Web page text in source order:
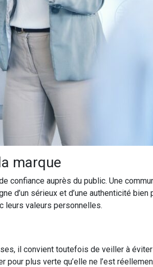
marque
confiance auprès du public. Une
d’un sérieux et d’une authenticité
leurs valeurs personnelles.
il convient toutefois de veiller à
plus verte qu’elle ne l’est